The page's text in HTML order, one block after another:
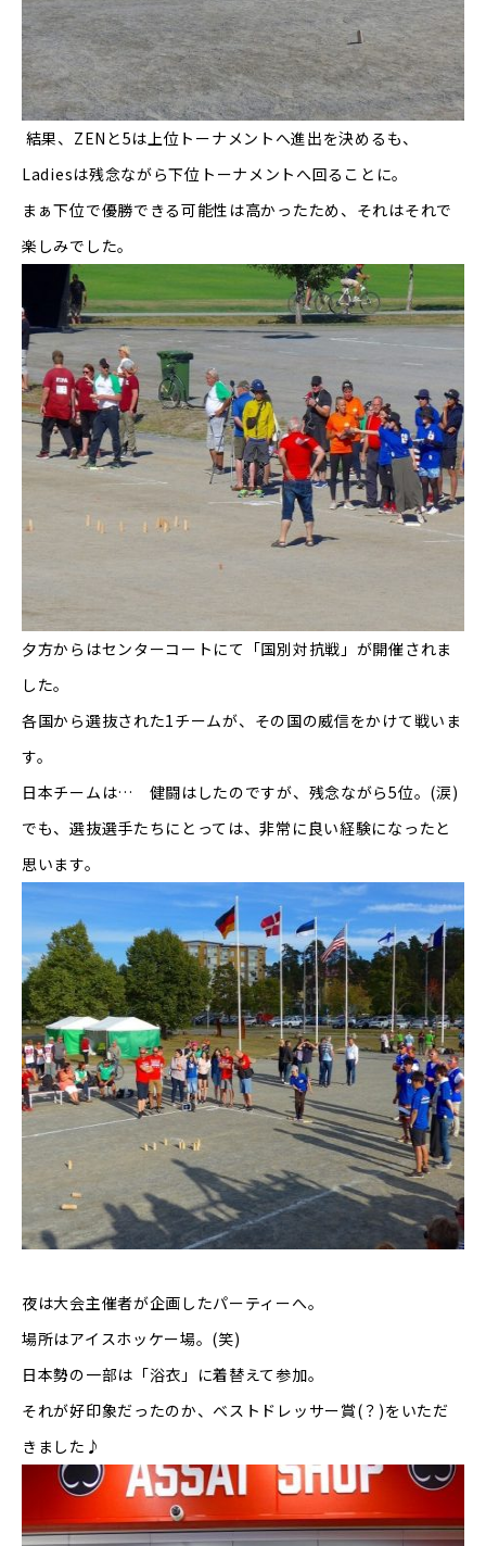
結果、 ZEN と5は上位トーナメントへ進出を決めるも、
Ladiesは残念ながら下位トーナメントへ回ることに。
まぁ下位で優勝できる可能性は高かったため、それはそれで
楽しみでした。
夕方からはセンターコートにて「国別対抗戦」が開催されま
した。
各国から選抜された1チームが、その国の威信をかけて戦いま
す。
日本チームは… 健闘はしたのですが、残念ながら5位。 (涙)
でも、選抜選手たちにとっては、非常に良い経験になったと
思います。
夜は大会主催者が企画したパーティーへ。
場所はアイスホッケー場。 (笑)
日本勢の一部は「浴衣」に着替えて参加。
それが好印象だったのか、ベストドレッサー賞(？ )をいただ
きました ♪